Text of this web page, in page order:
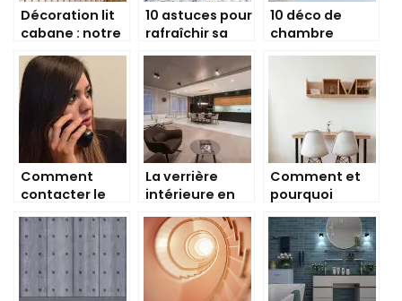
Décoration lit
cabane : notre
10 astuces pour
rafraîchir sa
d’intérieur à
petit budget
10 déco de
chambre
Comment
contacter le
de votre
gaz ?
La verrière
intérieure en
have pour
votre
décoration
intérieure !
Comment et
pourquoi
maison